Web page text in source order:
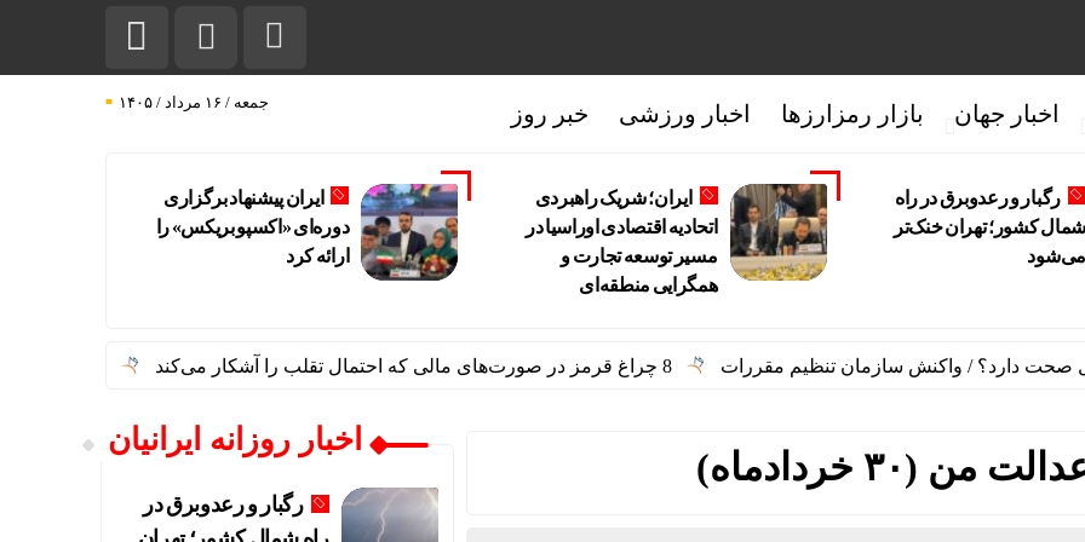
اخبار جهان بازار رمزارزها اخبار ورزشی خبر روز جمعه / ۱۶ مرداد / ۱۴۰۵
رگبار و رعدوبرق در راه
شمال کشور؛ تهران خنک‌تر
می‌شود
ایران؛ شریک راهبردی
اتحادیه اقتصادی اوراسیا در
مسیر توسعه تجارت و
همگرایی منطقه‌ای
ایران پیشنهاد برگزاری
دوره‌ای «اکسپو بریکس» را
ارائه کرد
8 چراغ قرمز در صورت‌های مالی که احتمال تقلب را آشکار می‌کند یادداشت |
(۳۰ خردادماه)
اخبار روزانه ایرانیان
رگبار و رعدوبرق در